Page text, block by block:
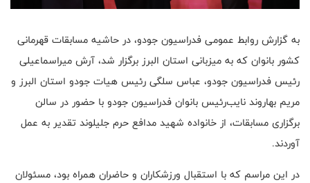
به گزارش روابط عمومی فدراسیون جودو، در حاشیه مسابقات قهرمانی
کشور بانوان که به میزبانی استان البرز برگزار شد، آرش میراسماعیلی
رئیس فدراسیون جودو، عباس سلگی رئیس هیات جودو استان البرز و
مریم بهاروند نایب‌رئیس بانوان فدراسیون جودو با حضور در سالن
برگزاری مسابقات، از خانواده شهید مدافع حرم جلیلوند تقدیر به عمل
آوردند.
در این مراسم که با استقبال ورزشکاران و حاضران همراه بود، مسئولان